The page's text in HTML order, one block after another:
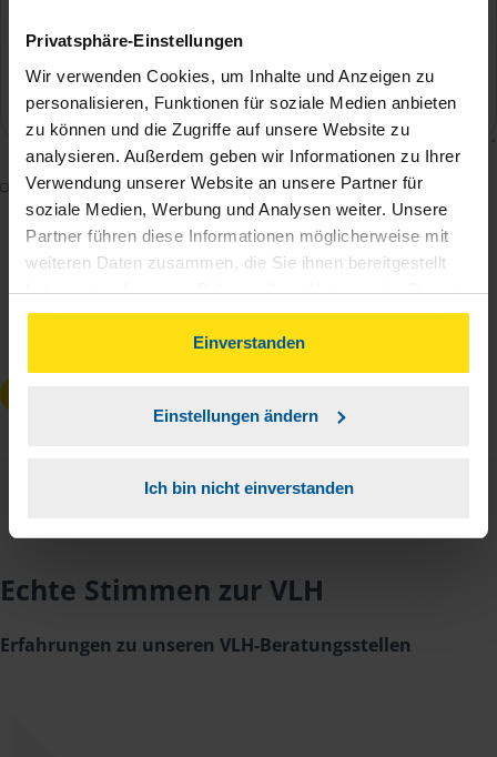
Privatsphäre-Einstellungen
Wir verwenden Cookies, um Inhalte und Anzeigen zu
personalisieren, Funktionen für soziale Medien anbieten
zu können und die Zugriffe auf unsere Website zu
analysieren. Außerdem geben wir Informationen zu Ihrer
Verwendung unserer Website an unsere Partner für
soziale Medien, Werbung und Analysen weiter. Unsere
Partner führen diese Informationen möglicherweise mit
weiteren Daten zusammen, die Sie ihnen bereitgestellt
haben oder die sie im Rahmen Ihrer Nutzung der Dienste
gesammelt haben. Indem Sie auf Einverstanden klicken,
können Sie der Verwendung von Cookies, gemäß
unserer➔ Datenschutzrichtliniezustimmen.
Einverstanden
Einstellungen ändern
Ich bin nicht einverstanden
Mit dem Absenden des Kontaktformulars erkläre ich
mich damit einverstanden, dass meine Daten zur
Bearbeitung meines Anliegens sowie zur internen
Analyse der Zugriffsquelle verwendet werden.
DieDatenschutzbestimmungenhabe ich zur
Kenntnis genommen.*
Echte Stimmen zur VLH
Erfahrungen zu unseren VLH-Beratungsstellen